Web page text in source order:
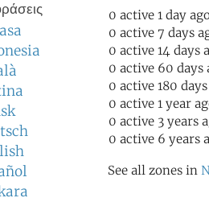
0 active 1 day
0 active 7 days
0 active 14 days
0 active 60 days
0 active 180
0 active 1 year
0 active 3 years
0 active 6 years
See all zones in